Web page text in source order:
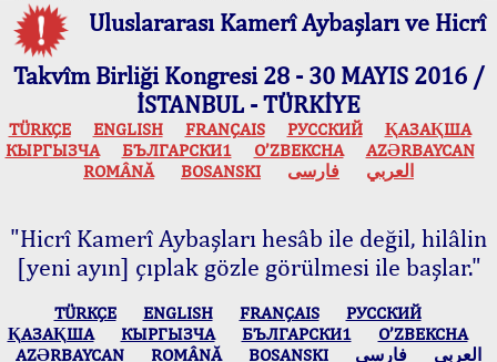
Uluslararası Kamerî Aybaşları ve Hicrî
Takvîm Birliği Kongresi 28 - 30 MAYIS 2016 /
İSTANBUL - TÜRKİYE
TÜRKÇE ENGLISH FRANÇAIS РУССКИЙ
ҚАЗАҚША
КЫPГЫЗЧA
БЪЛГАРСКИ1 O’ZBEKCHA
AZӘRBAYCAN
ROMÂNĂ
BOSANSKI العربي فارسی
"Hicrî Kamerî Aybaşları hesâb ile değil, hilâlin
[yeni ayın] çıplak gözle görülmesi ile başlar."
TÜRKÇE ENGLISH FRANÇAIS
РУССКИЙ
ҚАЗАҚША
КЫPГЫЗЧA БЪЛГАРСКИ1
O’ZBEKCHA
AZӘRBAYCAN
ROMÂNĂ BOSANSKI العربي فارسی